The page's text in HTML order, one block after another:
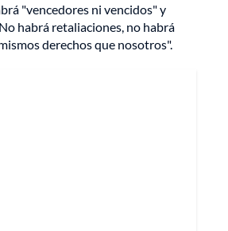
"vencedores ni vencidos" y
habrá retaliaciones, no habrá
derechos que nosotros".